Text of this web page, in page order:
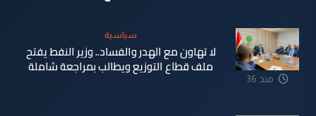
منذ 36
سياسية
لا تهاون مع الهدر والفساد.. وزير النفط يفتح
ملف قطاع التوزيع ويطالب بمراجعة شاملة